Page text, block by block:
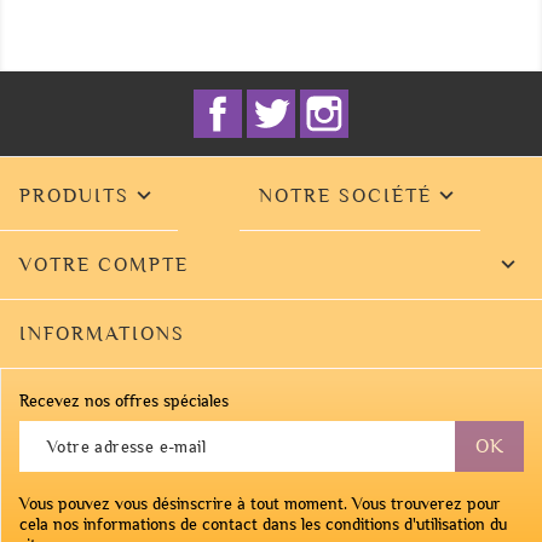
FacebookTwitter
PRODUITS  NOTRE SOCIÉTÉ 
VOTRE COMPTE 
INFORMATIONS
Recevez nos offres spéciales
Vous pouvez vous désinscrire à tout moment. Vous trouverez pour
cela nos informations de contact dans les conditions d'utilisation du